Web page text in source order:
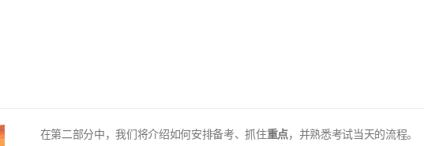
在第二部分中，我们将介绍如何安排备考、抓住重点，并熟悉考试当天的流程。